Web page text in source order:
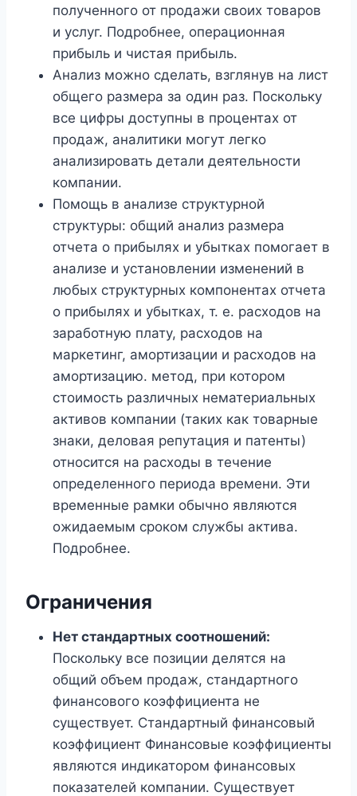
полученного от продажи своих товаров
и услуг. Подробнее, операционная
прибыль и чистая прибыль.
Анализ можно сделать, взглянув на лист
общего размера за один раз. Поскольку
все цифры доступны в процентах от
продаж, аналитики могут легко
анализировать детали деятельности
компании.
Помощь в анализе структурной
структуры: общий анализ размера
отчета о прибылях и убытках помогает в
анализе и установлении изменений в
любых структурных компонентах отчета
о прибылях и убытках, т. е. расходов на
заработную плату, расходов на
маркетинг, амортизации и расходов на
амортизацию. метод, при котором
стоимость различных нематериальных
активов компании (таких как товарные
знаки, деловая репутация и патенты)
относится на расходы в течение
определенного периода времени. Эти
временные рамки обычно являются
ожидаемым сроком службы актива.
Подробнее.
Ограничения
Нет стандартных соотношений:
Поскольку все позиции делятся на
общий объем продаж, стандартного
финансового коэффициента не
существует. Стандартный финансовый
коэффициент Финансовые коэффициенты
являются индикатором финансовых
показателей компании. Существует